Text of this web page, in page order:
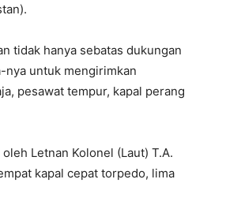
tidak hanya sebatas dukungan
nya untuk mengirimkan
pesawat tempur, kapal perang
Letnan Kolonel (Laut) T.A.
kapal cepat torpedo, lima